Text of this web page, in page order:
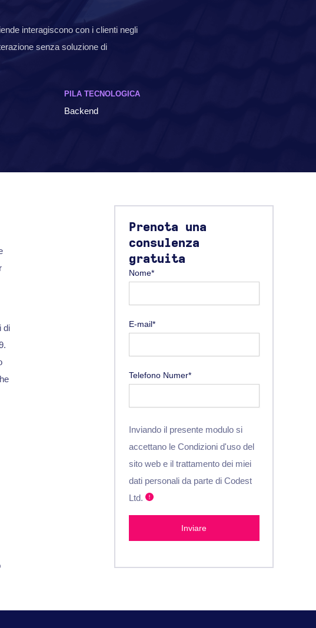
interagiscono con i clienti negli
senza soluzione di
PILA TECNOLOGICA
Backend
Prenota una
consulenza
gratuita
Nome*
E-mail*
Telefono Numer*
Inviando il presente modulo si
accettano le Condizioni d'uso del
sito web e il trattamento dei miei
dati personali da parte di Codest
Ltd.
Inviare
di